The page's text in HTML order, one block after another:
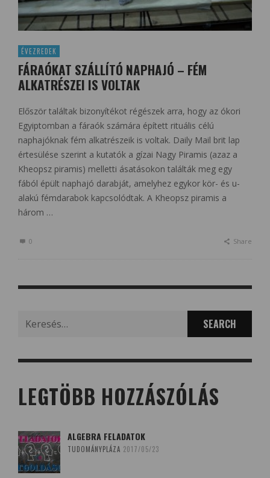
ÉVEZREDEK
FÁRAÓKAT SZÁLLÍTÓ NAPHAJÓ – FÉM
ALKATRÉSZEI IS VOLTAK
Először találtak bizonyítékot régészek arra, hogy az ókori
Egyiptomban a fáraók számára épített rituális célú
naphajóknak fém alkatrészeik is voltak. Daily Mail brit lap
értesülése szerint a kutatók a gízai Nagy Piramis (azaz a
Kheopsz piramis) melletti ásatásokon találták meg egy
fából épült naphajó darabját, amelyhez egykor kör- és u-
alakú fémdarabok kapcsolódtak. A Kheopsz piramis a
három …
0 Share
LEGTÖBB HOZZÁSZÓLÁS
ALGEBRA FELADATOK
TUDOMÁNYPLÁZA 2017/05/23